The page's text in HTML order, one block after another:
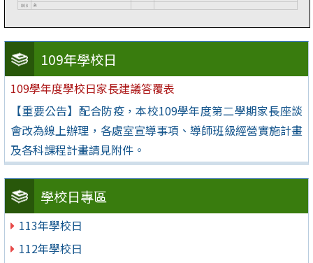
109年學校日
109學年度學校日家長建議答覆表
【重要公告】配合防疫，本校109學年度第二學期家長座談
會改為線上辦理，各處室宣導事項、導師班級經營實施計畫
及各科課程計畫請見附件。
學校日專區
113年學校日
112年學校日